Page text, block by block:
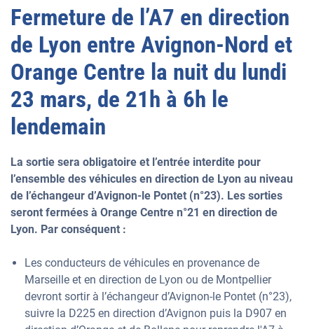
Fermeture de l’A7 en direction
de Lyon entre Avignon-Nord et
Orange Centre la nuit du lundi
23 mars, de 21h à 6h le
lendemain
La sortie sera obligatoire et l’entrée interdite pour
l’ensemble des véhicules en direction de Lyon au niveau
de l’échangeur d’Avignon-le Pontet (n°23). Les sorties
seront fermées à Orange Centre n°21 en direction de
Lyon. Par conséquent :
Les conducteurs de véhicules en provenance de
Marseille et en direction de Lyon ou de Montpellier
devront sortir à l’échangeur d’Avignon-le Pontet (n°23),
suivre la D225 en direction d’Avignon puis la D907 en